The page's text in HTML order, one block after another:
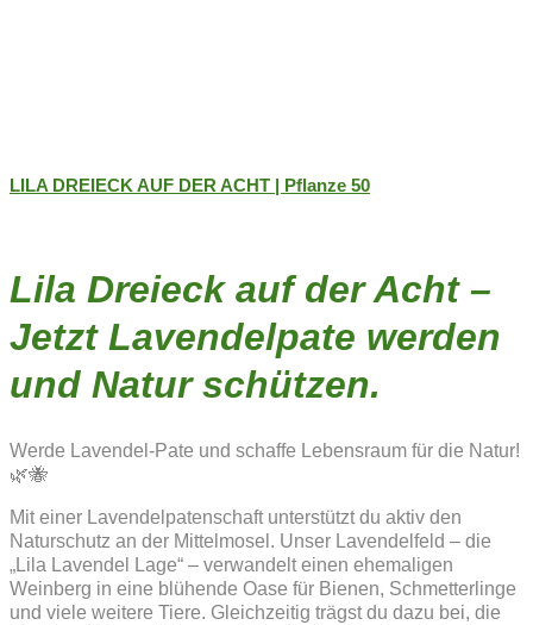
LILA DREIECK AUF DER ACHT | Pflanze 50
Lila Dreieck auf der Acht –
Jetzt Lavendelpate werden
und Natur schützen.
Werde Lavendel-Pate und schaffe Lebensraum für die Natur!
🌿🐝
Mit einer Lavendelpatenschaft unterstützt du aktiv den
Naturschutz an der Mittelmosel. Unser Lavendelfeld – die
„Lila Lavendel Lage“ – verwandelt einen ehemaligen
Weinberg in eine blühende Oase für Bienen, Schmetterlinge
und viele weitere Tiere. Gleichzeitig trägst du dazu bei, die